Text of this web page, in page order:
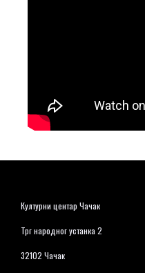
Културни центар Чачак
Трг народног устанка 2
32102 Чачак